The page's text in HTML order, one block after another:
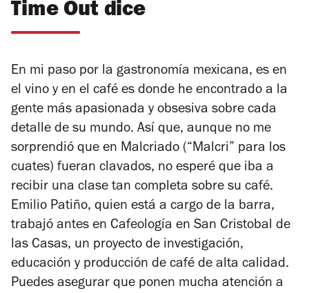
Time Out dice
En mi paso por la gastronomía mexicana, es en
el vino y en el café es donde he encontrado a la
gente más apasionada y obsesiva sobre cada
detalle de su mundo. Así que, aunque no me
sorprendió que en Malcriado (“Malcri” para los
cuates) fueran clavados, no esperé que iba a
recibir una clase tan completa sobre su café.
Emilio Patiño, quien está a cargo de la barra,
trabajó antes en Cafeología en San Cristobal de
las Casas, un proyecto de investigación,
educación y producción de café de alta calidad.
Puedes asegurar que ponen mucha atención a